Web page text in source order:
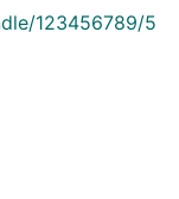
123456789/5